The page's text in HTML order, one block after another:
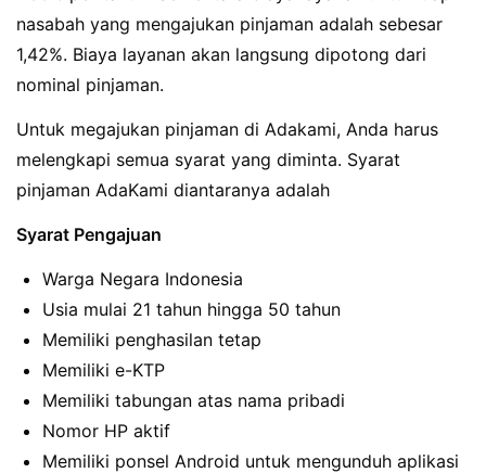
nasabah yang mengajukan pinjaman adalah sebesar
1,42%. Biaya layanan akan langsung dipotong dari
nominal pinjaman.
Untuk megajukan pinjaman di Adakami, Anda harus
melengkapi semua syarat yang diminta. Syarat
pinjaman AdaKami diantaranya adalah
Syarat Pengajuan
Warga Negara Indonesia
Usia mulai 21 tahun hingga 50 tahun
Memiliki penghasilan tetap
Memiliki e-KTP
Memiliki tabungan atas nama pribadi
Nomor HP aktif
Memiliki ponsel Android untuk mengunduh aplikasi